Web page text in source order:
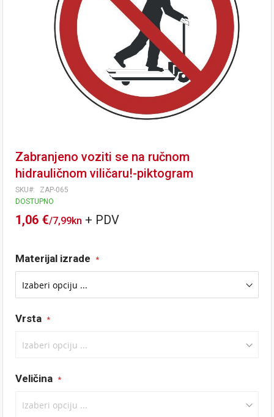
Zabranjeno voziti se na ručnom
hidrauličnom viličaru!-piktogram
SKU
ZAP-065
DOSTUPNO
1,06 €/7,99kn
Materijal izrade
Vrsta
Veličina